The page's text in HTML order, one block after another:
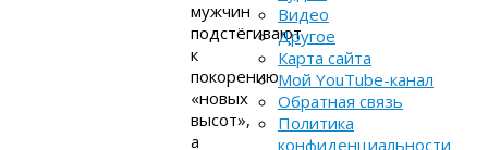
мужчин
подстёгивают
к
покорению
«новых
высот»,
а
Видео
Другое
Карта сайта
Мой YouTube-канал
Обратная связь
Политика
конфиденциальности